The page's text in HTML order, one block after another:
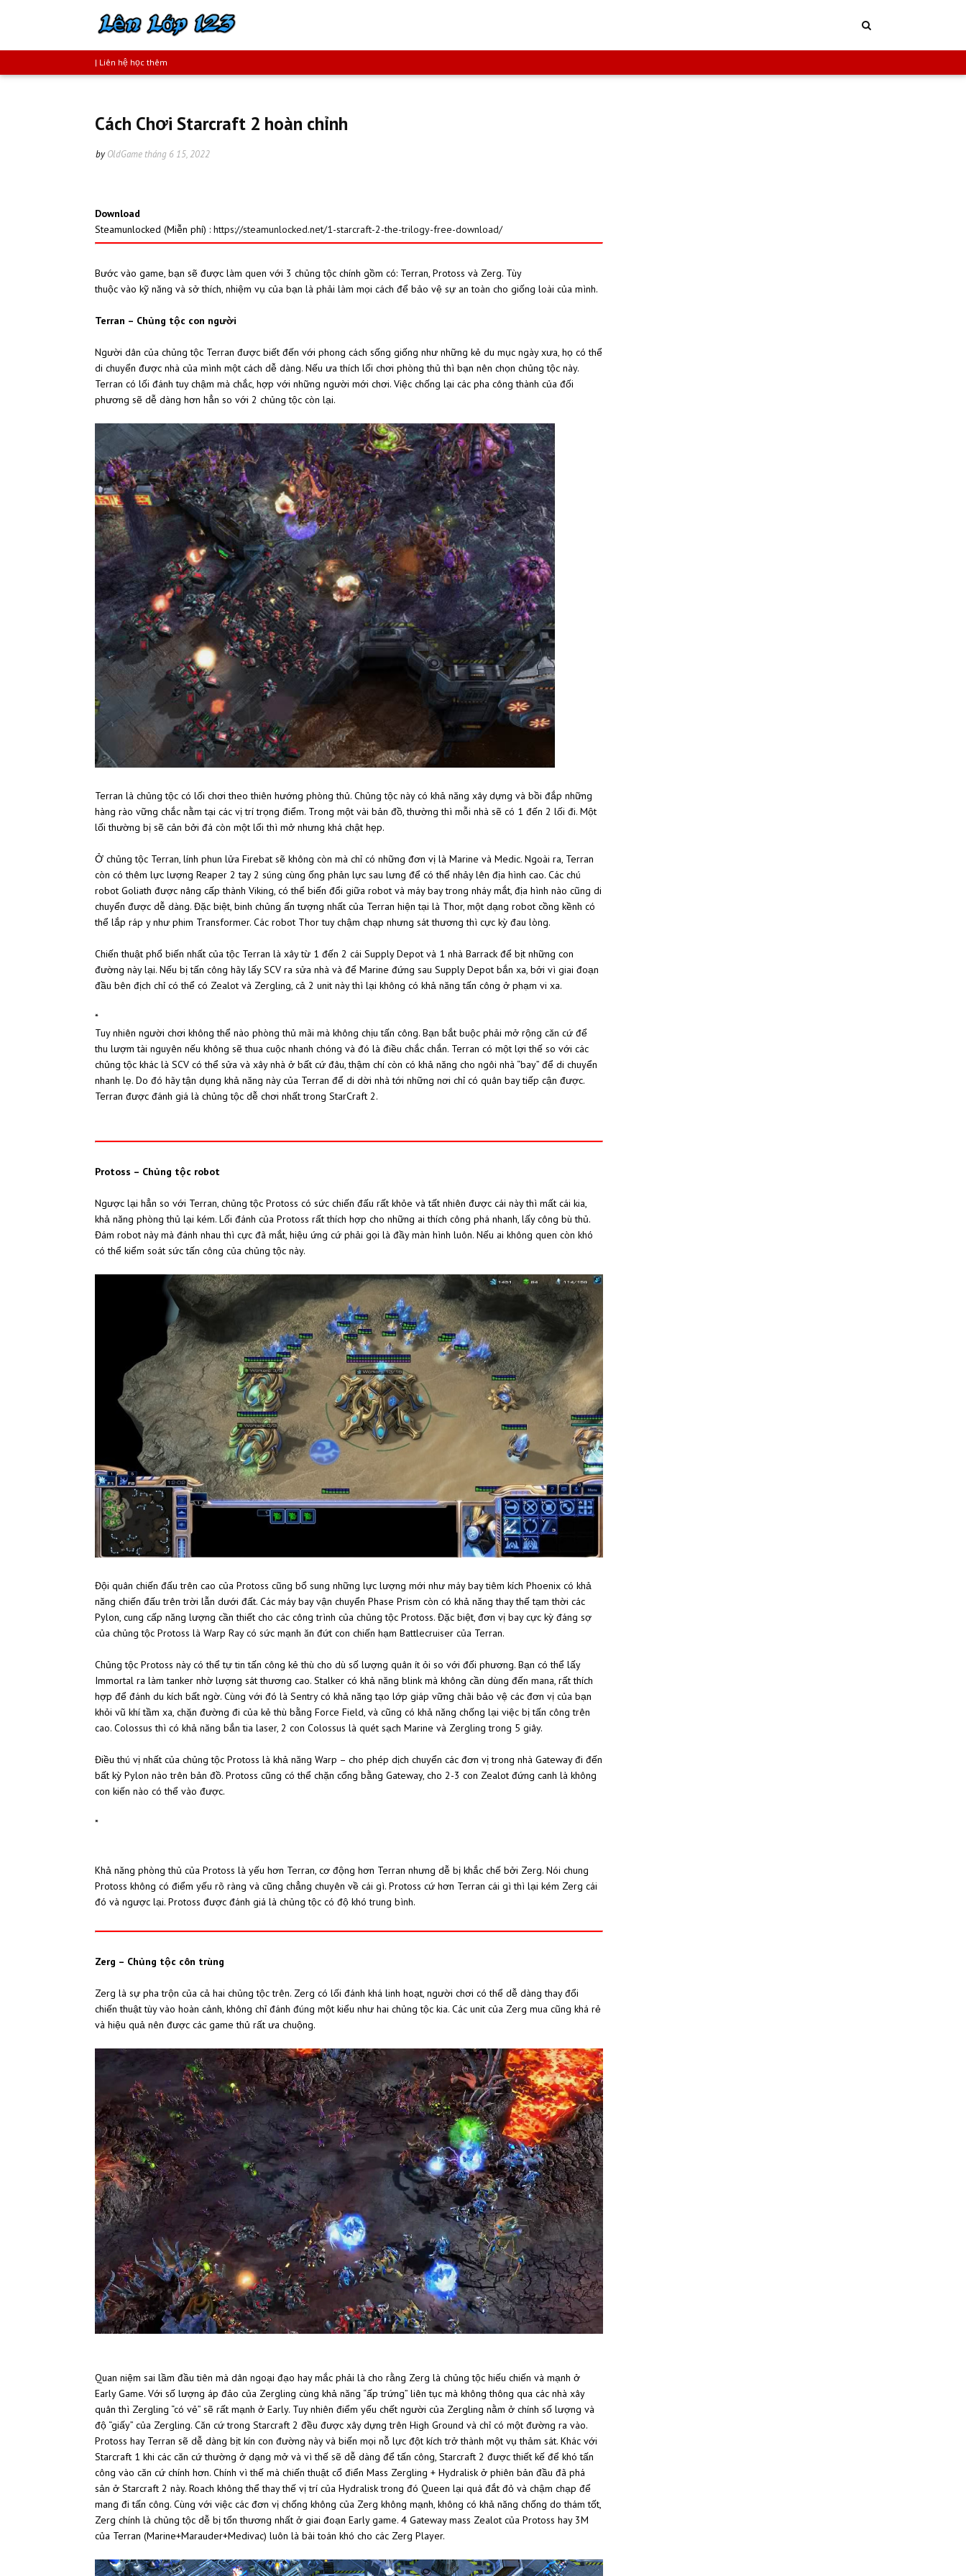
| Liên hệ học thêm
Cách Chơi Starcraft 2 hoàn chỉnh
by OldGame tháng 6 15, 2022
Download
Steamunlocked (Miễn phí) : https://steamunlocked.net/1-starcraft-2-the-trilogy-free-download/
Bước vào game, bạn sẽ được làm quen với 3 chủng tộc chính gồm có: Terran, Protoss và Zerg. Tùy
thuộc vào kỹ năng và sở thích, nhiệm vụ của bạn là phải làm mọi cách để bảo vệ sự an toàn cho giống loài của mình.
Terran – Chủng tộc con người
Người dân của chủng tộc Terran được biết đến với phong cách sống giống như những kẻ du mục ngày xưa, họ có thể
di chuyển được nhà của mình một cách dễ dàng. Nếu ưa thích lối chơi phòng thủ thì bạn nên chọn chủng tộc này.
Terran có lối đánh tuy chậm mà chắc, hợp với những người mới chơi. Việc chống lại các pha công thành của đối
phương sẽ dễ dàng hơn hẳn so với 2 chủng tộc còn lại.
Terran là chủng tộc có lối chơi theo thiên hướng phòng thủ. Chủng tộc này có khả năng xây dựng và bồi đắp những
hàng rào vững chắc nằm tại các vị trí trọng điểm. Trong một vài bản đồ, thường thì mỗi nhà sẽ có 1 đến 2 lối đi. Một
lối thường bị sẽ cản bởi đá còn một lối thì mở nhưng khá chật hẹp.
Ở chủng tộc Terran, lính phun lửa Firebat sẽ không còn mà chỉ có những đơn vị là Marine và Medic. Ngoài ra, Terran
còn có thêm lực lượng Reaper 2 tay 2 súng cùng ống phản lực sau lưng để có thể nhảy lên địa hình cao. Các chú
robot Goliath được nâng cấp thành Viking, có thể biến đổi giữa robot và máy bay trong nháy mắt, địa hình nào cũng di
chuyển được dễ dàng. Đặc biệt, binh chủng ấn tượng nhất của Terran hiện tại là Thor, một dạng robot cồng kềnh có
thể lắp ráp y như phim Transformer. Các robot Thor tuy chậm chạp nhưng sát thương thì cực kỳ đau lòng.
Chiến thuật phổ biến nhất của tộc Terran là xây từ 1 đến 2 cái Supply Depot và 1 nhà Barrack để bịt những con
đường này lại. Nếu bị tấn công hãy lấy SCV ra sửa nhà và để Marine đứng sau Supply Depot bắn xa, bởi vì giai đoạn
đầu bên địch chỉ có thể có Zealot và Zergling, cả 2 unit này thì lại không có khả năng tấn công ở phạm vi xa.
*
Tuy nhiên người chơi không thể nào phòng thủ mãi mà không chịu tấn công. Bạn bắt buộc phải mở rộng căn cứ để
thu lượm tài nguyên nếu không sẽ thua cuộc nhanh chóng và đó là điều chắc chắn. Terran có một lợi thế so với các
chủng tộc khác là SCV có thể sửa và xây nhà ở bất cứ đâu, thậm chí còn có khả năng cho ngôi nhà “bay” để di chuyển
nhanh lẹ. Do đó hãy tận dụng khả năng này của Terran để di dời nhà tới những nơi chỉ có quân bay tiếp cận được.
Terran được đánh giá là chủng tộc dễ chơi nhất trong StarCraft 2.
Protoss – Chủng tộc robot
Ngược lại hẳn so với Terran, chủng tộc Protoss có sức chiến đấu rất khỏe và tất nhiên được cái này thì mất cái kia,
khả năng phòng thủ lại kém. Lối đánh của Protoss rất thích hợp cho những ai thích công phá nhanh, lấy công bù thủ.
Đám robot này mà đánh nhau thì cực đã mắt, hiệu ứng cứ phải gọi là đầy màn hình luôn. Nếu ai không quen còn khó
có thể kiểm soát sức tấn công của chủng tộc này.
Đội quân chiến đấu trên cao của Protoss cũng bổ sung những lực lượng mới như máy bay tiêm kích Phoenix có khả
năng chiến đấu trên trời lẫn dưới đất. Các máy bay vận chuyển Phase Prism còn có khả năng thay thế tạm thời các
Pylon, cung cấp năng lượng cần thiết cho các công trình của chủng tộc Protoss. Đặc biệt, đơn vị bay cực kỳ đáng sợ
của chủng tộc Protoss là Warp Ray có sức mạnh ăn đứt con chiến hạm Battlecruiser của Terran.
Chủng tộc Protoss này có thể tự tin tấn công kẻ thù cho dù số lượng quân ít ỏi so với đối phương. Bạn có thể lấy
Immortal ra làm tanker nhờ lượng sát thương cao. Stalker có khả năng blink mà không cần dùng đến mana, rất thích
hợp để đánh du kích bất ngờ. Cùng với đó là Sentry có khả năng tạo lớp giáp vững chãi bảo vệ các đơn vị của bạn
khỏi vũ khí tầm xa, chặn đường đi của kẻ thù bằng Force Field, và cũng có khả năng chống lại việc bị tấn công trên
cao. Colossus thì có khả năng bắn tia laser, 2 con Colossus là quét sạch Marine và Zergling trong 5 giây.
Điều thú vị nhất của chủng tộc Protoss là khả năng Warp – cho phép dịch chuyển các đơn vị trong nhà Gateway đi đến
bất kỳ Pylon nào trên bản đồ. Protoss cũng có thể chặn cổng bằng Gateway, cho 2-3 con Zealot đứng canh là không
con kiến nào có thể vào được.
*
Khả năng phòng thủ của Protoss là yếu hơn Terran, cơ động hơn Terran nhưng dễ bị khắc chế bởi Zerg. Nói chung
Protoss không có điểm yếu rõ ràng và cũng chẳng chuyên về cái gì. Protoss cứ hơn Terran cái gì thì lại kém Zerg cái
đó và ngược lại. Protoss được đánh giá là chủng tộc có độ khó trung bình.
Zerg – Chủng tộc côn trùng
Zerg là sự pha trộn của cả hai chủng tộc trên. Zerg có lối đánh khá linh hoạt, người chơi có thể dễ dàng thay đổi
chiến thuật tùy vào hoàn cảnh, không chỉ đánh đúng một kiểu như hai chủng tộc kia. Các unit của Zerg mua cũng khá rẻ
và hiệu quả nên được các game thủ rất ưa chuộng.
Quan niệm sai lầm đầu tiên mà dân ngoại đạo hay mắc phải là cho rằng Zerg là chủng tộc hiếu chiến và mạnh ở
Early Game. Với số lượng áp đảo của Zergling cùng khả năng “ấp trứng” liên tục mà không thông qua các nhà xây
quân thì Zergling “có vẻ” sẽ rất mạnh ở Early. Tuy nhiên điểm yếu chết người của Zergling nằm ở chính số lượng và
độ “giấy” của Zergling. Căn cứ trong Starcraft 2 đều được xây dựng trên High Ground và chỉ có một đường ra vào.
Protoss hay Terran sẽ dễ dàng bịt kín con đường này và biến mọi nỗ lực đột kích trở thành một vụ thảm sát. Khác với
Starcraft 1 khi các căn cứ thường ở dạng mở và vì thế sẽ dễ dàng để tấn công, Starcraft 2 được thiết kế để khó tấn
công vào căn cứ chính hơn. Chính vì thế mà chiến thuật cổ điển Mass Zergling + Hydralisk ở phiên bản đầu đã phá
sản ở Starcraft 2 này. Roach không thể thay thế vị trí của Hydralisk trong đó Queen lại quá đắt đỏ và chậm chạp để
mang đi tấn công. Cùng với việc các đơn vị chống không của Zerg không mạnh, không có khả năng chống do thám tốt,
Zerg chính là chủng tộc dễ bị tổn thương nhất ở giai đoạn Early game. 4 Gateway mass Zealot của Protoss hay 3M
của Terran (Marine+Marauder+Medivac) luôn là bài toán khó cho các Zerg Player.